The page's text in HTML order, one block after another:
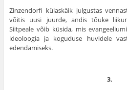
Zinzendorfi külaskäik julgustas
võitis uusi juurde, andis tõuke
Siitpeale võib küsida, mis
ideoloogia ja koguduse huvidele
edendamiseks.
3.